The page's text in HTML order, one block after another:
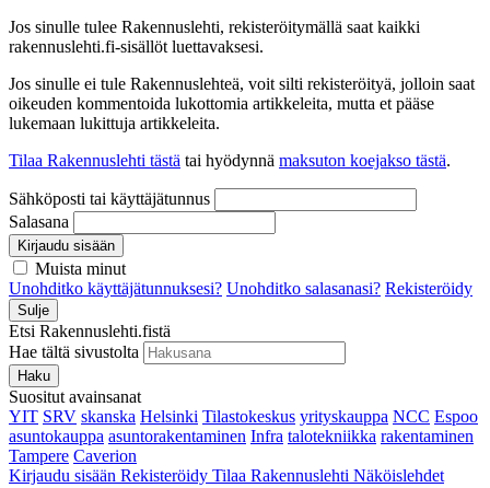
Jos sinulle tulee Rakennuslehti, rekisteröitymällä saat kaikki
rakennuslehti.fi-sisällöt luettavaksesi.
Jos sinulle ei tule Rakennuslehteä, voit silti rekisteröityä, jolloin saat
oikeuden kommentoida lukottomia artikkeleita, mutta et pääse
lukemaan lukittuja artikkeleita.
Tilaa Rakennuslehti tästä tai hyödynnä maksuton koejakso tästä.
Sähköposti tai käyttäjätunnus
Salasana
Kirjaudu sisään
Muista minut
Unohditko käyttäjätunnuksesi? Unohditko salasanasi? Rekisteröidy
Sulje
Etsi Rakennuslehti.fistä
Hae tältä sivustolta
Haku
Suositut avainsanat
YIT SRV skanska Helsinki Tilastokeskus yrityskauppa NCC Espoo
asuntokauppa asuntorakentaminen Infra talotekniikka rakentaminen
Tampere Caverion
Kirjaudu sisään Rekisteröidy Tilaa Rakennuslehti Näköislehdet